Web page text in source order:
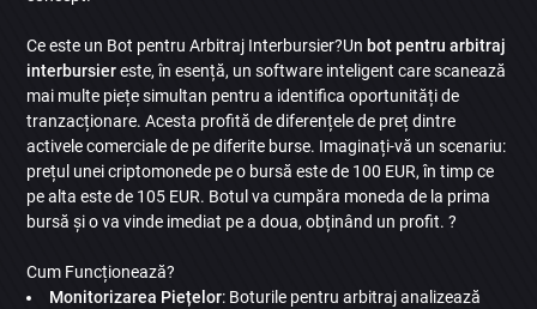
Ce este un Bot pentru Arbitraj Interbursier?Un bot pentru arbitraj
interbursiereste, în esență, un software inteligent care scanează
mai multe piețe simultan pentru a identifica oportunități de
tranzacționare. Acesta profită de diferențele de preț dintre
activele comerciale de pe diferite burse. Imaginați-vă un scenariu:
prețul unei criptomonede pe o bursă este de 100 EUR, în timp ce
pe alta este de 105 EUR. Botul va cumpăra moneda de la prima
bursă și o va vinde imediat pe a doua, obținând un profit. ?
Cum Funcționează?
Monitorizarea Piețelor: Boturile pentru arbitraj analizează